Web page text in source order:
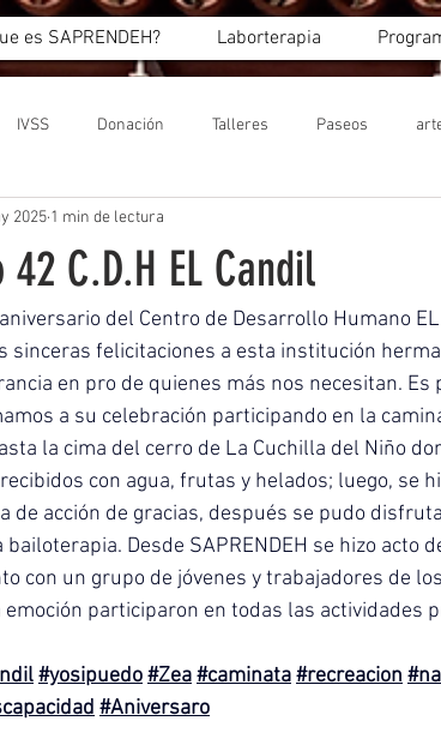
es SAPRENDEH? Laborterapia
IVSS Donación Talleres Paseos
C.D.H EL Candil
2025 1 min de lectura
del Centro de Desarrollo Humano
sinceras felicitaciones a esta institución
en pro de quienes más nos necesitan.
a su celebración participando en la
la cima del cerro de La Cuchilla del Niño
con agua, frutas y helados; luego, se
de acción de gracias, después se pudo
Desde SAPRENDEH se hizo acto
con un grupo de jóvenes y trabajadores de
emoción participaron en todas las actividades
#yosipuedo#Zea#caminata#recreacion
#Aniversaro